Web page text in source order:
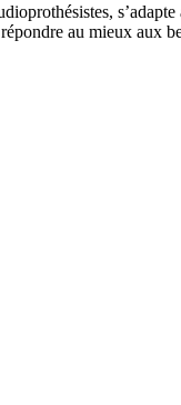
au mieux aux